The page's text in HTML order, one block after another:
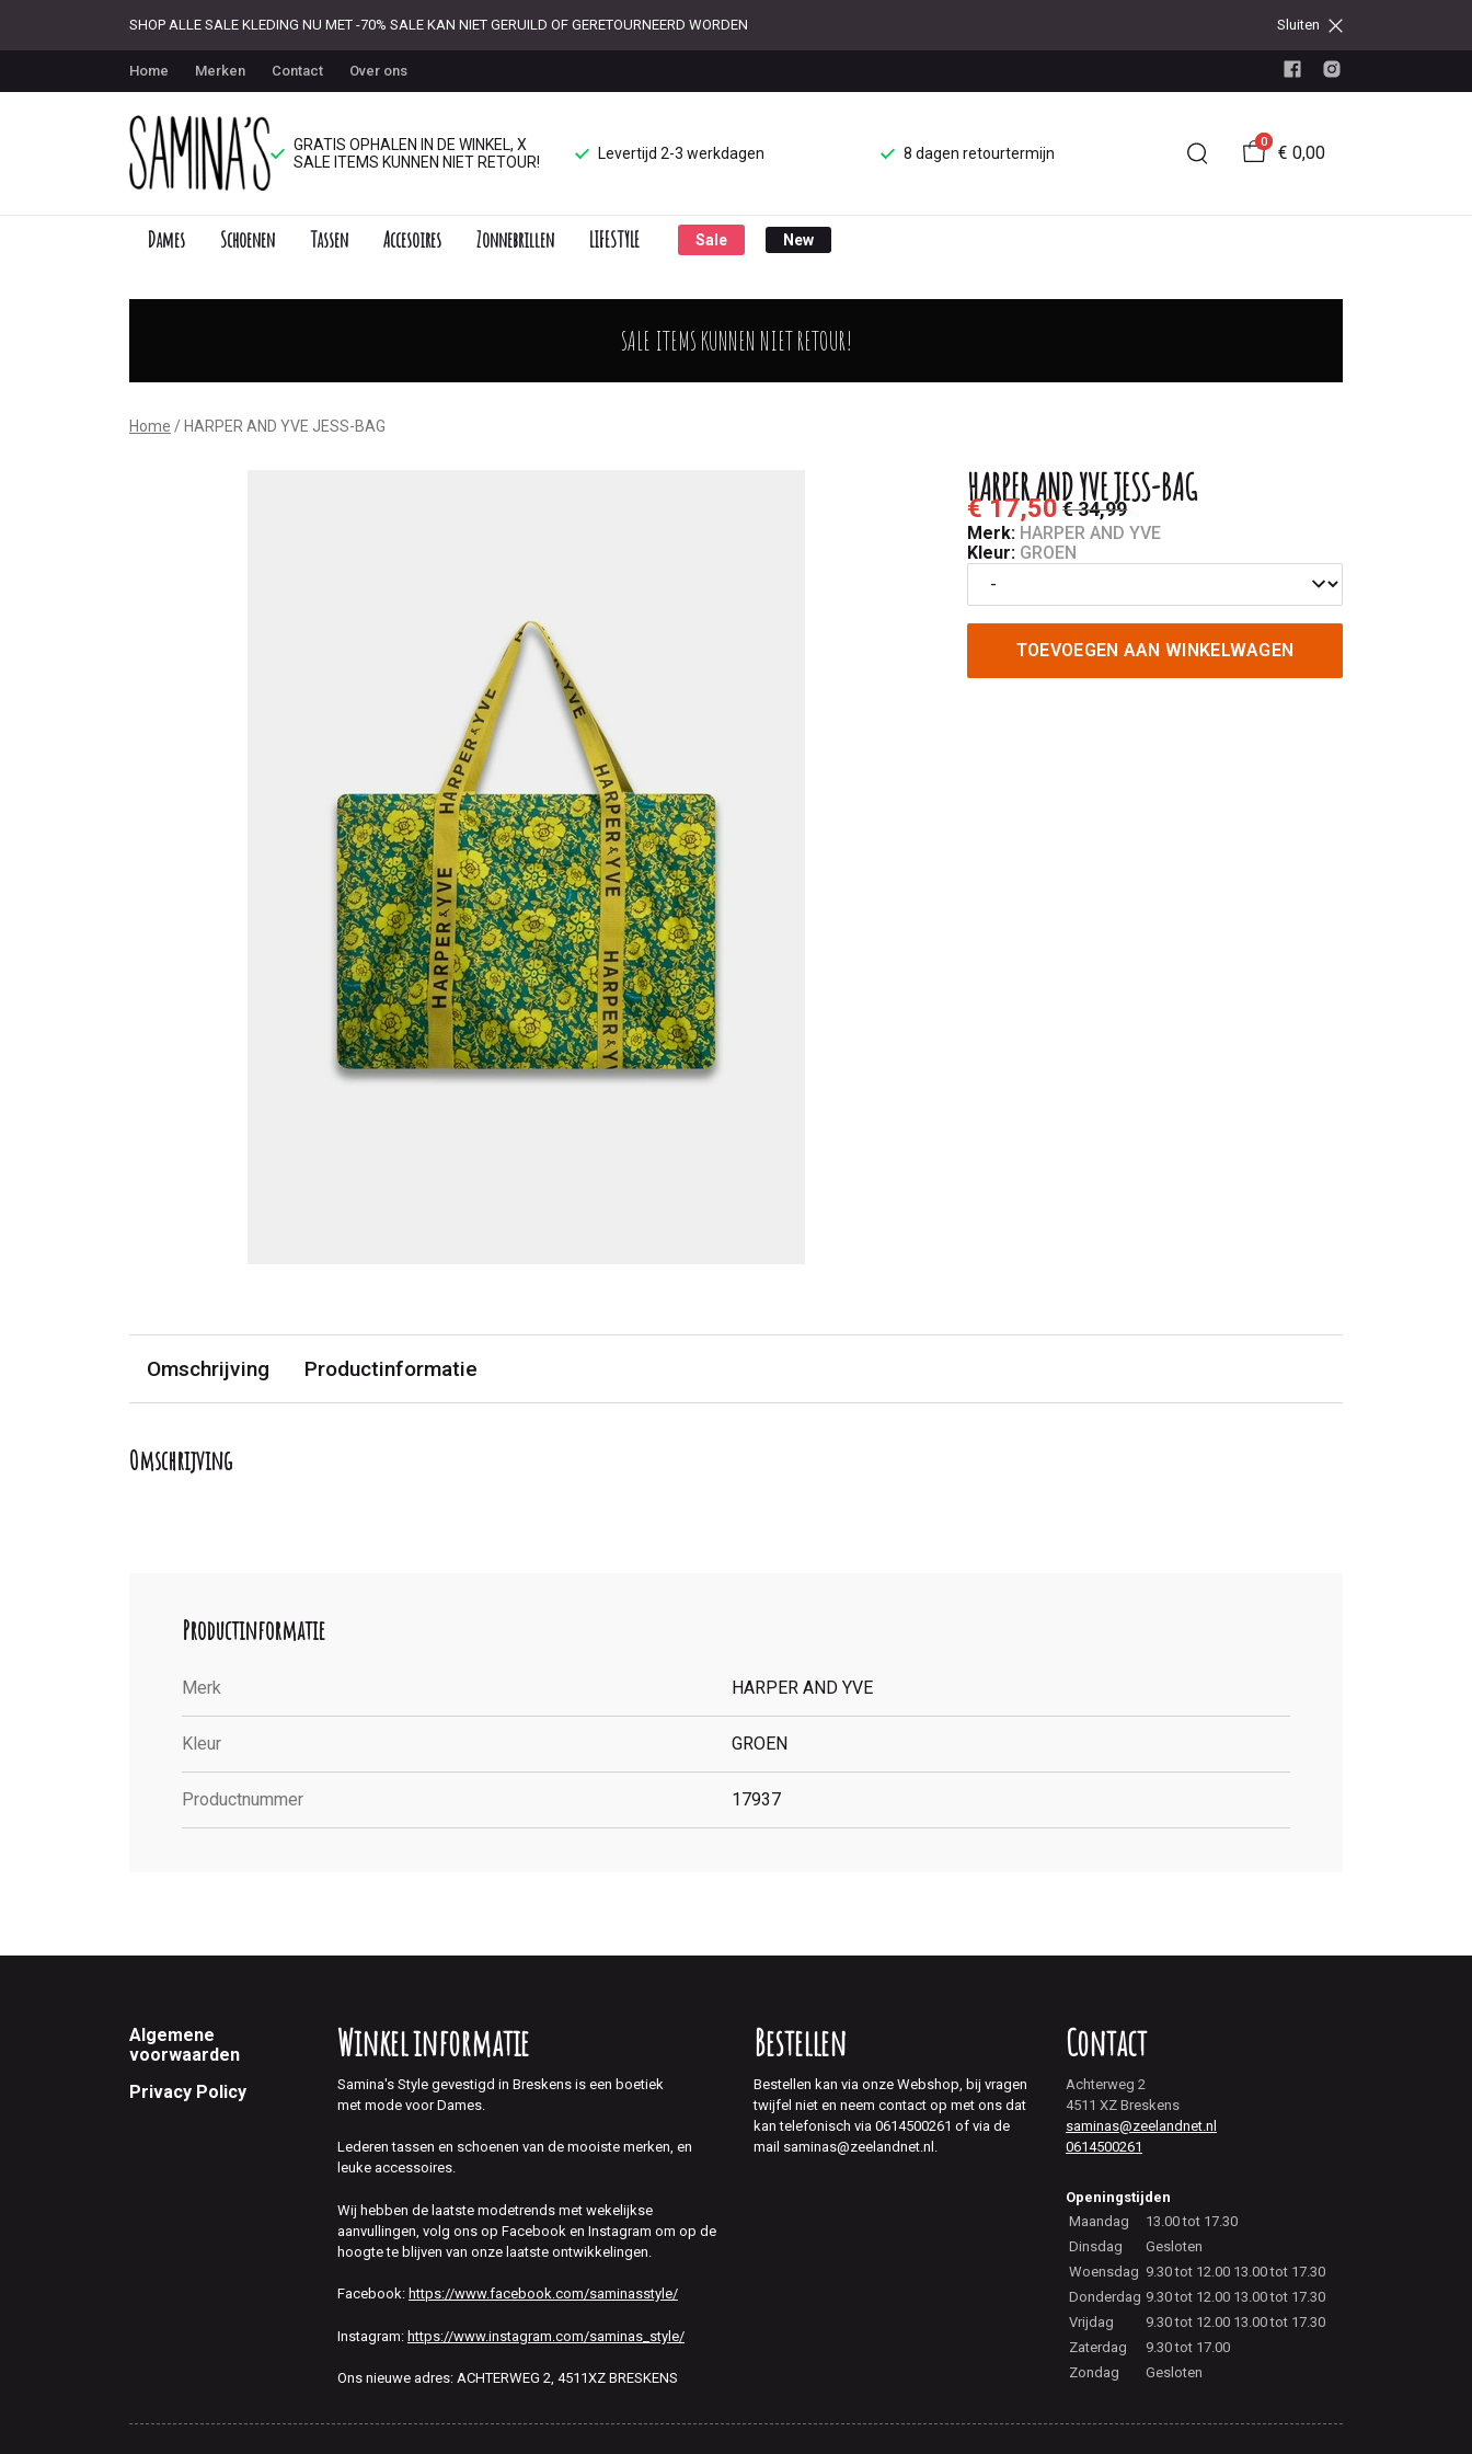
SHOP ALLE SALE KLEDING NU MET -70% SALE KAN NIET GERUILD OF GERETOURNEERD WORDEN Sluiten
Home Merken Contact Over ons
GRATIS OPHALEN IN DE WINKEL, X
SALE ITEMS KUNNEN NIET RETOUR!
Levertijd 2-3 werkdagen 8 dagen retourtermijn
0
€ 0,00
Dames Schoenen Tassen Accesoires Zonnebrillen LIFESTYLE Sale New
SALE ITEMS KUNNEN NIET RETOUR!
Home HARPER AND YVE JESS-BAG
HARPER AND YVE JESS-BAG
€ 17,50€ 34,99
Merk: HARPER AND YVE
Kleur: GROEN
TOEVOEGEN AAN WINKELWAGEN
Omschrijving Productinformatie
Omschrijving
Productinformatie
Merk HARPER AND YVE
Kleur GROEN
Productnummer 17937
Footer
Algemene
voorwaarden
Privacy Policy
Winkel informatie
Samina's Style gevestigd in Breskens is een boetiek
met mode voor Dames.
Lederen tassen en schoenen van de mooiste merken, en
leuke accessoires.
Wij hebben de laatste modetrends met wekelijkse
aanvullingen, volg ons op Facebook en Instagram om op de
hoogte te blijven van onze laatste ontwikkelingen.
Facebook: https://www.facebook.com/saminasstyle/
Instagram: https://www.instagram.com/saminas_style/
Ons nieuwe adres: ACHTERWEG 2, 4511XZ BRESKENS
Bestellen
Bestellen kan via onze Webshop, bij vragen
twijfel niet en neem contact op met ons dat
kan telefonisch via 0614500261 of via de
mail saminas@zeelandnet.nl.
Contact
Achterweg 2
4511 XZ Breskens
saminas@zeelandnet.nl
0614500261
Openingstijden
Maandag
13.00 tot 17.30
Dinsdag
Gesloten
Woensdag 9.30 tot 12.00 13.00 tot 17.30
Donderdag 9.30 tot 12.00 13.00 tot 17.30
Vrijdag
9.30 tot 12.00 13.00 tot 17.30
Zaterdag
9.30 tot 17.00
Zondag
Gesloten